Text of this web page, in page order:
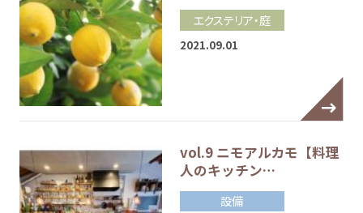
エクステリア・庭
2021.09.01
vol.9 ニモアルカモ【料理
人のキッチン…
設備